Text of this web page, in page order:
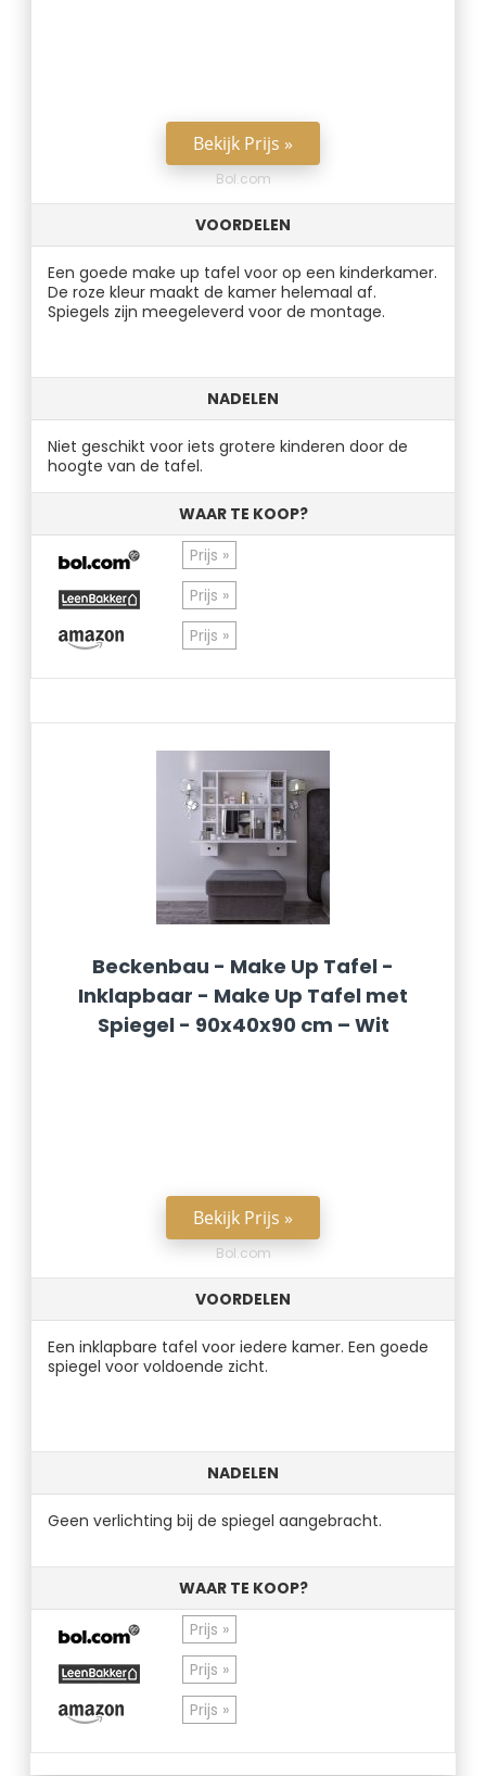
Bekijk Prijs »
Bol.com
VOORDELEN
Een goede make up tafel voor op een kinderkamer.
De roze kleur maakt de kamer helemaal af.
Spiegels zijn meegeleverd voor de montage.
NADELEN
Niet geschikt voor iets grotere kinderen door de
hoogte van de tafel.
WAAR TE KOOP?
Prijs »
Prijs »
Prijs »
Beckenbau - Make Up Tafel -
Inklapbaar - Make Up Tafel met
Spiegel - 90x40x90 cm – Wit
Bekijk Prijs »
Bol.com
VOORDELEN
Een inklapbare tafel voor iedere kamer. Een goede
spiegel voor voldoende zicht.
NADELEN
Geen verlichting bij de spiegel aangebracht.
WAAR TE KOOP?
Prijs »
Prijs »
Prijs »